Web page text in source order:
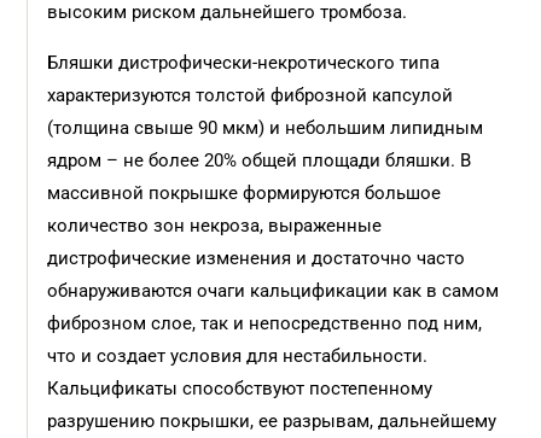
высоким риском дальнейшего тромбоза.
Бляшки дистрофически-некротического типа
характеризуются толстой фиброзной капсулой
(толщина свыше 90 мкм) и небольшим липидным
ядром – не более 20% общей площади бляшки. В
массивной покрышке формируются большое
количество зон некроза, выраженные
дистрофические изменения и достаточно часто
обнаруживаются очаги кальцификации как в самом
фиброзном слое, так и непосредственно под ним,
что и создает условия для нестабильности.
Кальцификаты способствуют постепенному
разрушению покрышки, ее разрывам, дальнейшему